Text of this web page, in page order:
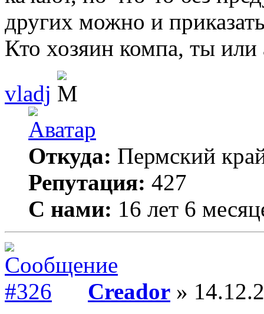
других можно и
Кто хозяин компа, ты или
vladj
Откуда: Пермский
Репутация: 427
С нами: 16 лет 6
Creador »